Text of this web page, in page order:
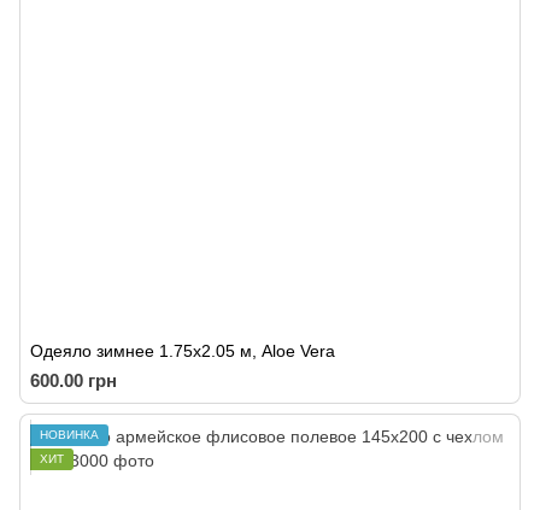
Одеяло зимнее 1.75x2.05 м, Aloe Vera
600.00 грн
НОВИНКА
ХИТ